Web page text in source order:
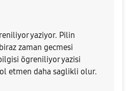
yaziyor. Pilin
zaman gecmesi
ögreniliyor yazisi
etmen daha saglikli olur.